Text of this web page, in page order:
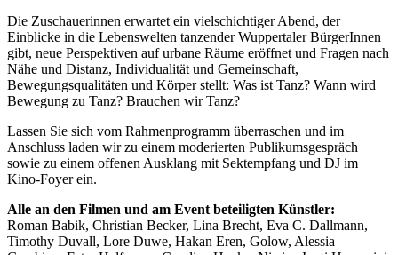
Die Zuschauerinnen erwartet ein vielschichtiger Abend, der
Einblicke in die Lebenswelten tanzender Wuppertaler BürgerInnen
gibt, neue Perspektiven auf urbane Räume eröffnet und Fragen nach
Nähe und Distanz, Individualität und Gemeinschaft,
Bewegungsqualitäten und Körper stellt: Was ist Tanz? Wann wird
Bewegung zu Tanz? Brauchen wir Tanz?
Lassen Sie sich vom Rahmenprogramm überraschen und im
Anschluss laden wir zu einem moderierten Publikumsgespräch
sowie zu einem offenen Ausklang mit Sektempfang und DJ im
Kino-Foyer ein.
Alle an den Filmen und am Event beteiligten Künstler:
Roman Babik, Christian Becker, Lina Brecht, Eva C. Dallmann,
Timothy Duvall, Lore Duwe, Hakan Eren, Golow, Alessia